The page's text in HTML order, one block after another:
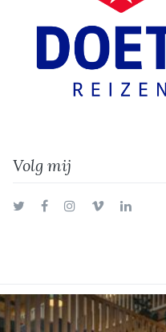
Volg mij
TwitterFacebookInstagram
VimeoLinkedIn